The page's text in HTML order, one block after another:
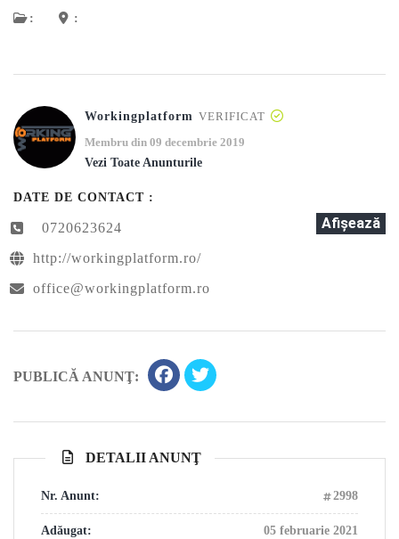
: :
Workingplatform VERIFICAT
Membru din 09 decembrie 2019
Vezi Toate Anunturile
DATE DE CONTACT :
0720623624 Afişează
http://workingplatform.ro/
office@workingplatform.ro
PUBLICĂ ANUNŢ:
DETALII ANUNŢ
Nr. Anunt: 2998
Adăugat: 05 februarie 2021